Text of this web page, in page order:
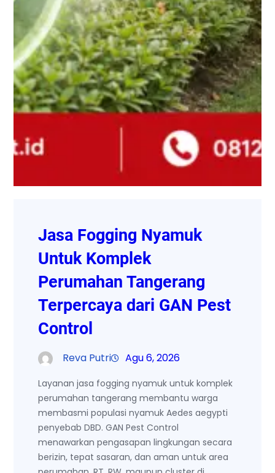
Jasa Fogging Nyamuk
Untuk Komplek
Perumahan Tangerang
Terpercaya dari GAN Pest
Control
Reva Putri Agu 6, 2026
Layanan jasa fogging nyamuk untuk komplek
perumahan tangerang membantu warga
membasmi populasi nyamuk Aedes aegypti
penyebab DBD. GAN Pest Control
menawarkan pengasapan lingkungan secara
berizin, tepat sasaran, dan aman untuk area